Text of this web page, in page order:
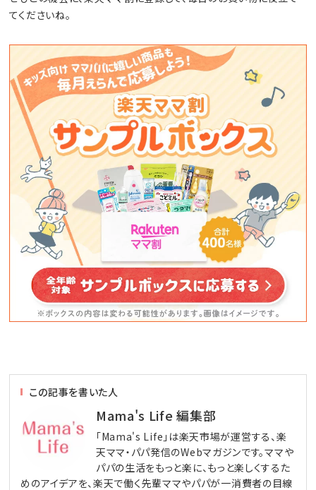
てくださいね。
この記事を書いた人
Mama's Life 編集部
「Mama's Life」は楽天市場が運営する、楽
天ママ・パパ発信のWebマガジンです。ママや
パパの生活をもっと楽に、もっと楽しくするた
めのアイデアを、楽天で働く先輩ママやパパが一消費者の目線